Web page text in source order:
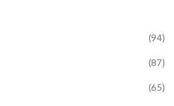
(94)
(87)
(65)